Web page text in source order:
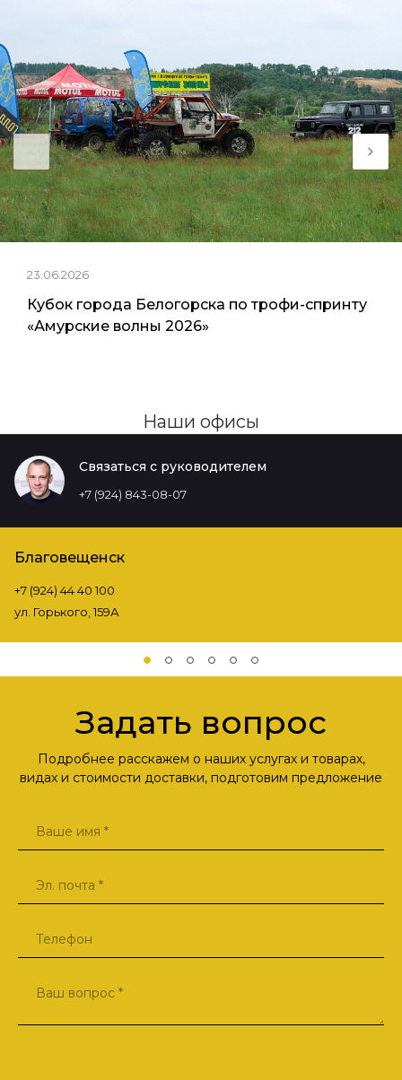
23.06.2026
Кубок города Белогорска по трофи-спринту
«Амурские волны 2026»
Наши офисы
Связаться с руководителем
+7 (924) 843-08-07
Благовещенск
+7 (924) 44 40 100
ул. Горького, 159А
Задать вопрос
Подробнее расскажем о наших услугах и товарах,
видах и стоимости доставки, подготовим предложение